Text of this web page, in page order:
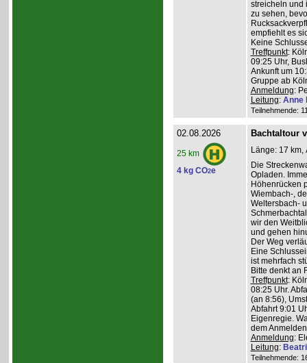
streicheln und
zu sehen,
empfiehlt es
Keine
Treffpunkt:
09:25 Uhr,
Ankunft um
Gruppe ab
Anmeldung:
Leitung: Anne
Teilnehmende:
02.08.2026
25 km
4 kg CO2e
Bachtaltour
Länge: 17 km,
Die
Opladen.
Höhenrücken
Wiembach-,
Weltersbach-
wir den
und gehen
Der Weg
Eine
ist mehrfach
Bitte denkt an
Treffpunkt:
08:25 Uhr.
(an 8:56),
Abfahrt 9:01
Eigenregie.
dem Anmelden
Anmeldung:
Leitung:
Teilnehmende: